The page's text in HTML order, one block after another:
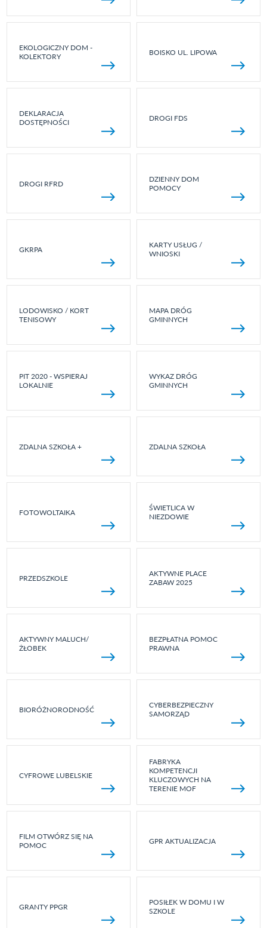
EKOLOGICZNY DOM -
KOLEKTORY
BOISKO UL. LIPOWA
DEKLARACJA
DOSTĘPNOŚCI
DROGI FDS
DROGI RFRD
DZIENNY DOM
POMOCY
GKRPA
KARTY USŁUG /
WNIOSKI
LODOWISKO / KORT
TENISOWY
MAPA DRÓG
GMINNYCH
PIT 2020 - WSPIERAJ
LOKALNIE
WYKAZ DRÓG
GMINNYCH
ZDALNA SZKOŁA + ZDALNA SZKOŁA
FOTOWOLTAIKA
ŚWIETLICA W
NIEZDOWIE
PRZEDSZKOLE
AKTYWNE PLACE
ZABAW 2025
AKTYWNY MALUCH/
ŻŁOBEK
BEZPŁATNA POMOC
PRAWNA
BIORÓŻNORODNOŚĆ
CYBERBEZPIECZNY
SAMORZĄD
CYFROWE LUBELSKIE
FABRYKA
KOMPETENCJI
KLUCZOWYCH NA
TERENIE MOF
FILM OTWÓRZ SIĘ NA
POMOC
GPR AKTUALIZACJA
GRANTY PPGR
POSIŁEK W DOMU I W
SZKOLE